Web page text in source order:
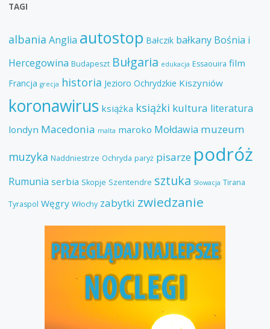
TAGI
albania Anglia autostop Bałczik bałkany Bośnia i
Hercegowina Budapeszt Bułgaria edukacja Essaouira film
Francja grecja historia Jezioro Ochrydzkie Kiszyniów
koronawirus książka książki kultura literatura
londyn Macedonia malta maroko Mołdawia muzeum
muzyka Naddniestrze Ochryda paryż pisarze podróż
Rumunia serbia Skopje Szentendre sztuka Słowacja Tirana
Tyraspol Węgry Włochy zabytki zwiedzanie